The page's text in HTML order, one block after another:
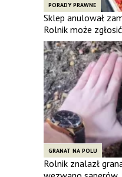
PORADY PRAWNE
Sklep anulował
Rolnik może
GRANAT NA POLU
Rolnik znalazł